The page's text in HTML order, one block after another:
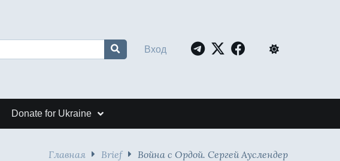
Вход
Donate for Ukraine
Главная Brief Война с Ордой. Сергей Ауслендер